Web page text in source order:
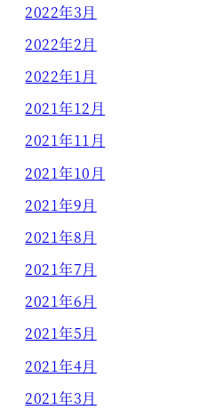
2022年3月
2022年2月
2022年1月
2021年12月
2021年11月
2021年10月
2021年9月
2021年8月
2021年7月
2021年6月
2021年5月
2021年4月
2021年3月